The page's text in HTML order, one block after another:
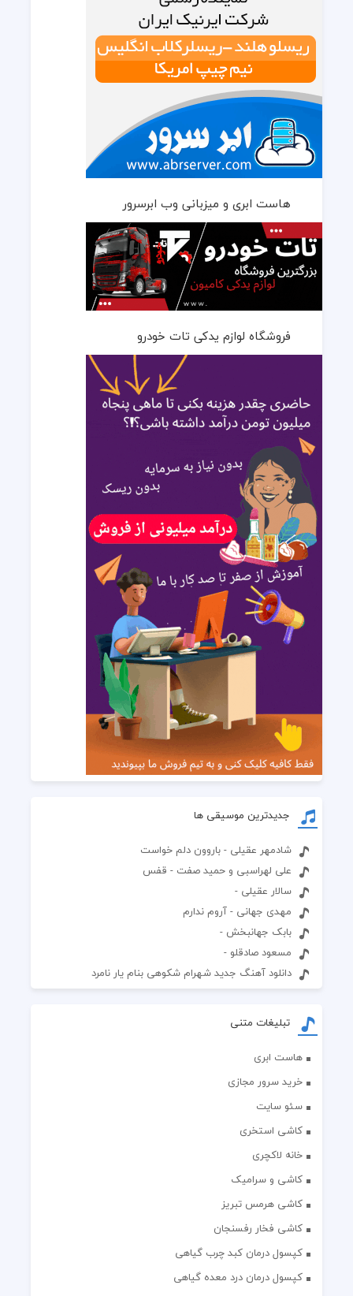
هاست ابری و میزبانی وب ابرسرور
فروشگاه لوازم یدکی تات خودرو
جدیدترین موسیقی ها
شادمهر عقیلی - باروون دلم خواست
علی لهراسبی و حمید صفت - قفس
سالار عقیلی -
مهدی جهانی - آروم ندارم
بابک جهانبخش -
مسعود صادقلو -
دانلود آهنگ جدید شهرام شکوهی بنام یار نامرد
تبلیغات متنی
هاست ابری
خرید سرور مجازی
سئو سایت
کاشی استخری
خانه لاکچری
کاشی و سرامیک
کاشی هرمس تبریز
کاشی فخار رفسنجان
کپسول درمان کبد چرب گیاهی
کپسول درمان درد معده گیاهی